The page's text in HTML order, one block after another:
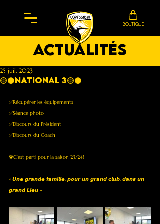
BOUTIQUE
actualités
🟡⚫️NATIONAL 3🟡⚫️
25 juil. 2023
✅Récupérer les équipements
✅Séance photo
✅Discours du Président
✅Discours du Coach
⚽️C’est parti pour la saison 23/24!
« 𝙐𝙣𝙚 𝙜𝙧𝙖𝙣𝙙𝙚 𝙛𝙖𝙢𝙞𝙡𝙡𝙚, 𝙥𝙤𝙪𝙧 𝙪𝙣 𝙜𝙧𝙖𝙣𝙙 𝙘𝙡𝙪𝙗, 𝙙𝙖𝙣𝙨 𝙪𝙣
𝙜𝙧𝙖𝙣𝙙 𝙇𝙞𝙚𝙪 »